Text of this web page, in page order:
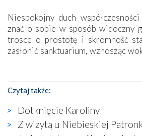
Niespokojny duch
znać o sobie w sposób widoczny
trosce o prostotę i skromność
zasłonić sanktuarium, wznosząc
katolickiego kultu. Tylko co
autentyczną wiarą mogą mieć
kaplice, w których Tabernakulum
skrzynkę na narzędzia? Albo co
tuż przy nowej bazylice
zamiast Chrystusa umieszczono
Czytaj także:
Dotknięcie Karoliny
Z wizytą u Niebieskiej